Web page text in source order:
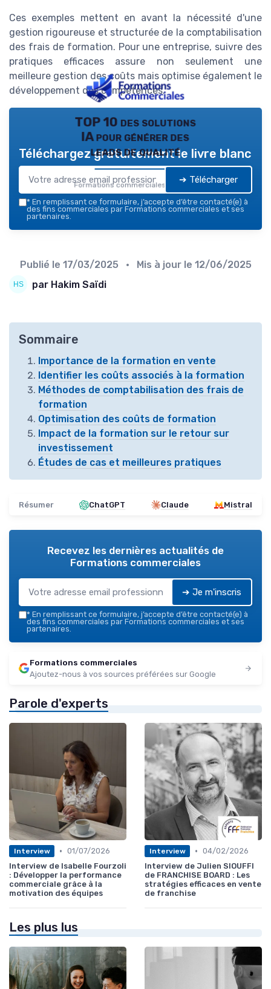
Ces exemples mettent en avant la nécessité d'une
gestion rigoureuse et structurée de la comptabilisation
des frais de formation. Pour une entreprise, suivre des
pratiques efficaces assure non seulement une
meilleure gestion des coûts mais optimise également le
développement des compétences.
TOP 10 des solutions
IA pour générer des
leads de qualité
Formations commerciales — 2026
Téléchargez gratuitement le livre blanc
➔ Télécharger
* En remplissant ce formulaire, j’accepte d’être contacté(e) à
des fins commerciales par Formations commerciales et ses
partenaires.
Publié le 17/03/2025 • Mis à jour le 12/06/2025
par Hakim Saïdi
Sommaire
Importance de la formation en vente
Identifier les coûts associés à la formation
Méthodes de comptabilisation des frais de
formation
Optimisation des coûts de formation
Impact de la formation sur le retour sur
investissement
Études de cas et meilleures pratiques
Résumer ChatGPT Claude Mistral
Recevez les dernières actualités de
Formations commerciales
➔ Je m'inscris
* En remplissant ce formulaire, j’accepte d’être contacté(e) à
des fins commerciales par Formations commerciales et ses
partenaires.
Formations commerciales
Ajoutez-nous à vos sources préférées sur Google
Parole d'experts
Interview • 01/07/2026
Interview de Isabelle Fourzoli
: Développer la performance
commerciale grâce à la
motivation des équipes
Interview • 04/02/2026
Interview de Julien SIOUFFI
de FRANCHISE BOARD : Les
stratégies efficaces en vente
de franchise
Les plus lus